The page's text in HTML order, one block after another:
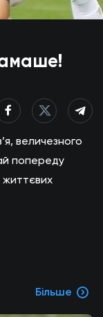
величезного
попереду
життєвих
Більше